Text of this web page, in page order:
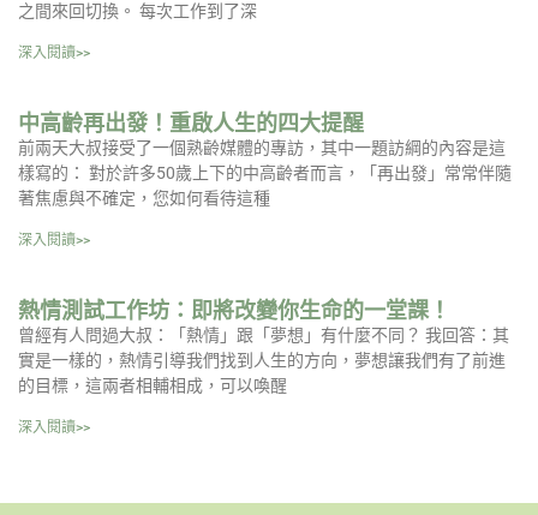
之間來回切換。 每次工作到了深
深入閱讀>>
中高齡再出發！重啟人生的四大提醒
前兩天大叔接受了一個熟齡媒體的專訪，其中一題訪綱的內容是這
樣寫的： 對於許多50歲上下的中高齡者而言，「再出發」常常伴隨
著焦慮與不確定，您如何看待這種
深入閱讀>>
熱情測試工作坊：即將改變你生命的一堂課！
曾經有人問過大叔：「熱情」跟「夢想」有什麼不同？ 我回答：其
實是一樣的，熱情引導我們找到人生的方向，夢想讓我們有了前進
的目標，這兩者相輔相成，可以喚醒
深入閱讀>>